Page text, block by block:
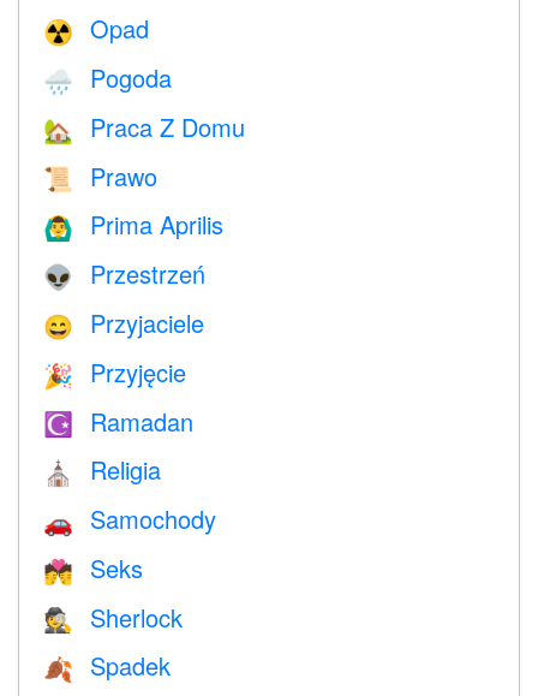
☢️ Opad
🌧 Pogoda
🏡 Praca Z Domu
📜 Prawo
🙆‍♂️ Prima Aprilis
👽 Przestrzeń
😄 Przyjaciele
🎉 Przyjęcie
☪️ Ramadan
⛪️ Religia
🚗 Samochody
💏 Seks
🕵️ Sherlock
🍂 Spadek